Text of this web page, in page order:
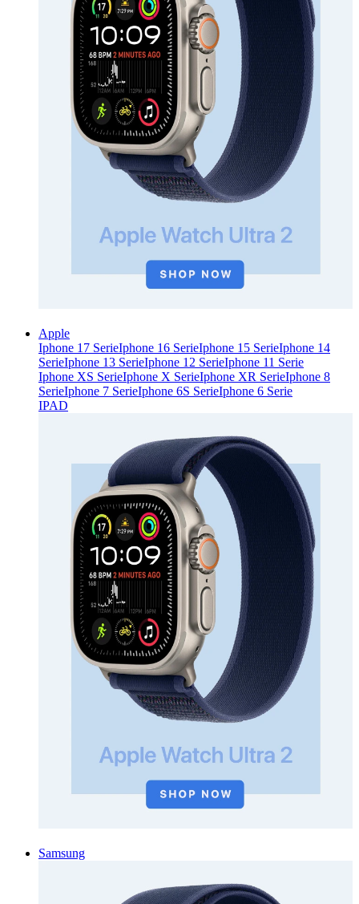
Apple
Iphone 17 SerieIphone 16 SerieIphone 15 SerieIphone 14
SerieIphone 13 SerieIphone 12 SerieIphone 11 Serie
Iphone XS SerieIphone X SerieIphone XR SerieIphone 8
SerieIphone 7 SerieIphone 6S SerieIphone 6 Serie
IPAD
Samsung